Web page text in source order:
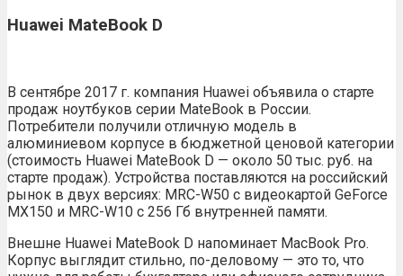
Huawei MateBook D
В сентябре 2017 г. компания Huawei объявила о старте
продаж ноутбуков серии MateBook в России.
Потребители получили отличную модель в
алюминиевом корпусе в бюджетной ценовой категории
(стоимость Huawei MateBook D — около 50 тыс. руб. на
старте продаж). Устройства поставляются на российский
рынок в двух версиях: MRC-W50 с видеокартой GeForce
MX150 и MRC-W10 с 256 Гб внутренней памяти.
Внешне Huawei MateBook D напоминает MacBook Pro.
Корпус выглядит стильно, по-деловому — это то, что